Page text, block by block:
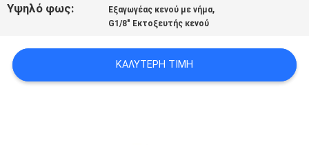
ΑΠΌΣΠΑΣΜΑ
VR
SHOW
Υψηλό φως: Εξαγωγέας κενού με νήμα,
G1/8" Εκτοξευτής κενού
ΚΑΛΎΤΕΡΗ ΤΙΜΉ